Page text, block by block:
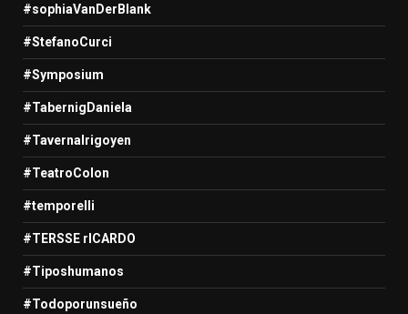
#sophiaVanDerBlank
#StefanoCurci
#Symposium
#TabernigDaniela
#TavernaIrigoyen
#TeatroColon
#temporelli
#TERSSE rICARDO
#Tiposhumanos
#Todoporunsueño